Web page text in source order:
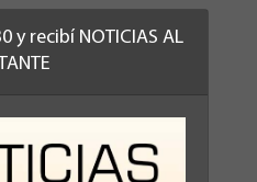
y recibí NOTICIAS AL